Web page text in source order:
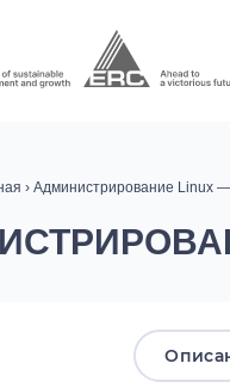
› Администрирование Linux